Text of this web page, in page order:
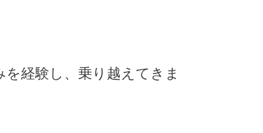
経験し、乗り越えてきま